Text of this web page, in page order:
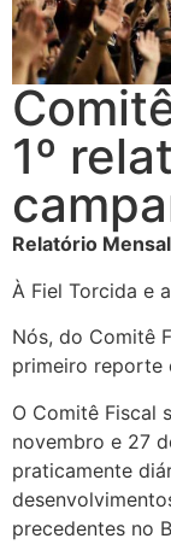
1º
Relatório
À Fiel Torcida e
Nós, do Comitê
primeiro reporte
O Comitê Fiscal
novembro e 27
praticamente
precedentes no